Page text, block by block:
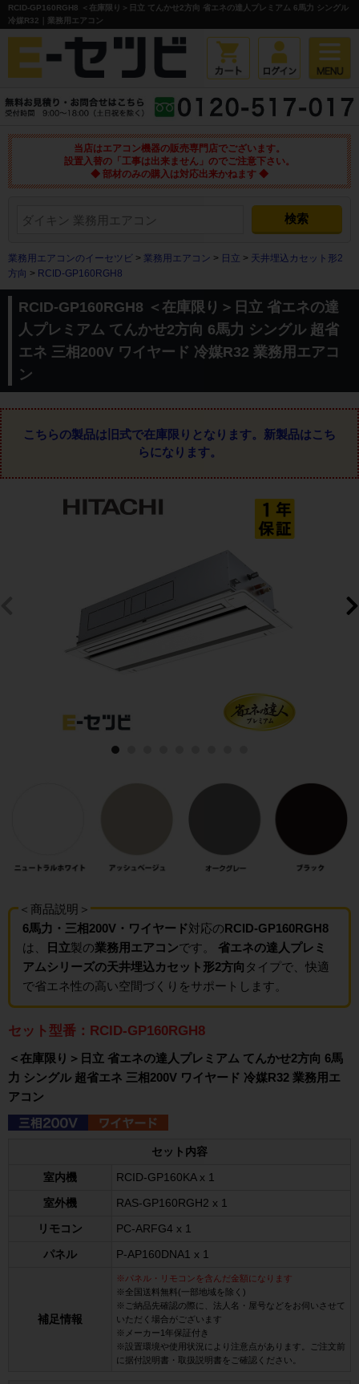
RCID-GP160RGH8 ＜在庫限り＞日立 てんかせ2方向 省エネの達人プレミアム 6馬力 シングル
冷媒R32｜業務用エアコン
当店はエアコン機器の販売専門店でございます。
設置入替の「工事は出来ません」のでご注意下さい。
◆ 部材のみの購入は対応出来かねます ◆
業務用エアコンのイーセツビ > 業務用エアコン > 日立 > 天井埋込カセット形2
方向 > RCID-GP160RGH8
RCID-GP160RGH8 ＜在庫限り＞日立 省エネの達
人プレミアム てんかせ2方向 6馬力 シングル 超省
エネ 三相200V ワイヤード 冷媒R32 業務用エアコ
ン
こちらの製品は旧式で在庫限りとなります。 新製品はこち
らになります。
＜商品説明＞
6馬力・三相200V・ワイヤード対応のRCID-GP160RGH8
は、
日立製の業務用エアコンです。 省エネの達人プレミ
アムシリーズの天井埋込カセット形2方向 タイプで、快適
で省エネ性の高い空間づくりをサポートします。
セット型番：RCID-GP160RGH8
＜在庫限り＞日立 省エネの達人プレミアム てんかせ2方向 6馬
力 シングル 超省エネ 三相200V ワイヤード 冷媒R32 業務用エ
アコン
セット内容
室内機 RCID-GP160KA x 1
室外機 RAS-GP160RGH2 x 1
リモコン PC-ARFG4 x 1
パネル P-AP160DNA1 x 1
補足情報
※パネル・リモコンを含んだ金額になります
※全国送料無料(一部地域を除く)
※ご納品先確認の際に、法人名・屋号などをお伺いさせて
いただく場合がございます
※メーカー1年保証付き
※設置環境や使用状況により注意点があります。ご注文前
に据付説明書・取扱説明書をご確認ください。